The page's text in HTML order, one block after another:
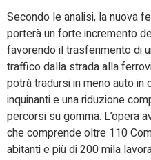
Secondo le analisi, la nuova
porterà un forte incremento
favorendo il trasferimento di
traffico dalla strada alla
potrà tradursi in meno auto in
inquinanti e una riduzione
percorsi su gomma. L’opera
che comprende oltre 110
abitanti e più di 200 mila